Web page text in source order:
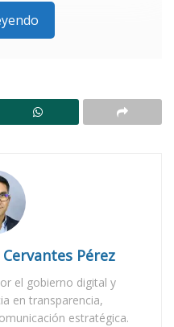
Pérez
el gobierno digital y
en transparencia,
estratégica.